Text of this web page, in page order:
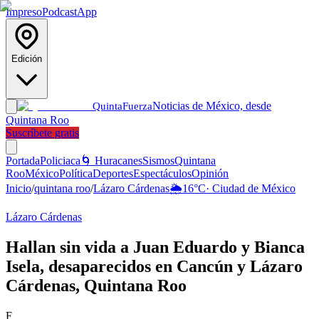
ImpresoPodcastApp
Edición
QuintaFuerzaNoticias de México, desde
Quintana Roo
Suscríbete gratis
PortadaPoliciaca 🌀 HuracanesSismosQuintana
RooMéxicoPolíticaDeportesEspectáculosOpinión
Inicio/quintana roo/Lázaro Cárdenas🌦️16°C· Ciudad de México
Lázaro Cárdenas
Hallan sin vida a Juan Eduardo y Bianca
Isela, desaparecidos en Cancún y Lázaro
Cárdenas, Quintana Roo
F